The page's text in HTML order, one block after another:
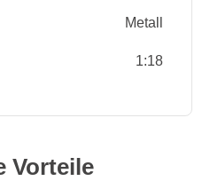
Metall
1:18
Vorteile